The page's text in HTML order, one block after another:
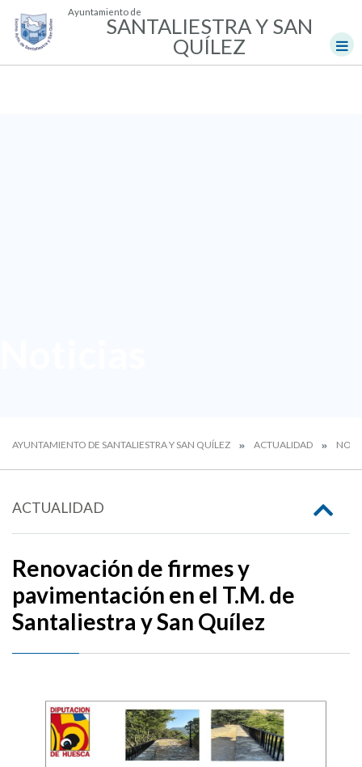
Ayuntamiento de
SANTALIESTRA Y SAN
QUÍLEZ
AYUNTAMIENTO DE SANTALIESTRA Y SAN QUÍLEZ ACTUALIDAD
ACTUALIDAD
Renovación de firmes y
pavimentación en el T.M. de
Santaliestra y San Quílez